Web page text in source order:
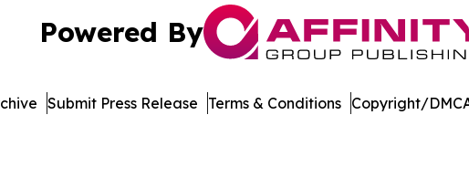
Powered By
Submit Press Release Terms & Conditions Copyright/